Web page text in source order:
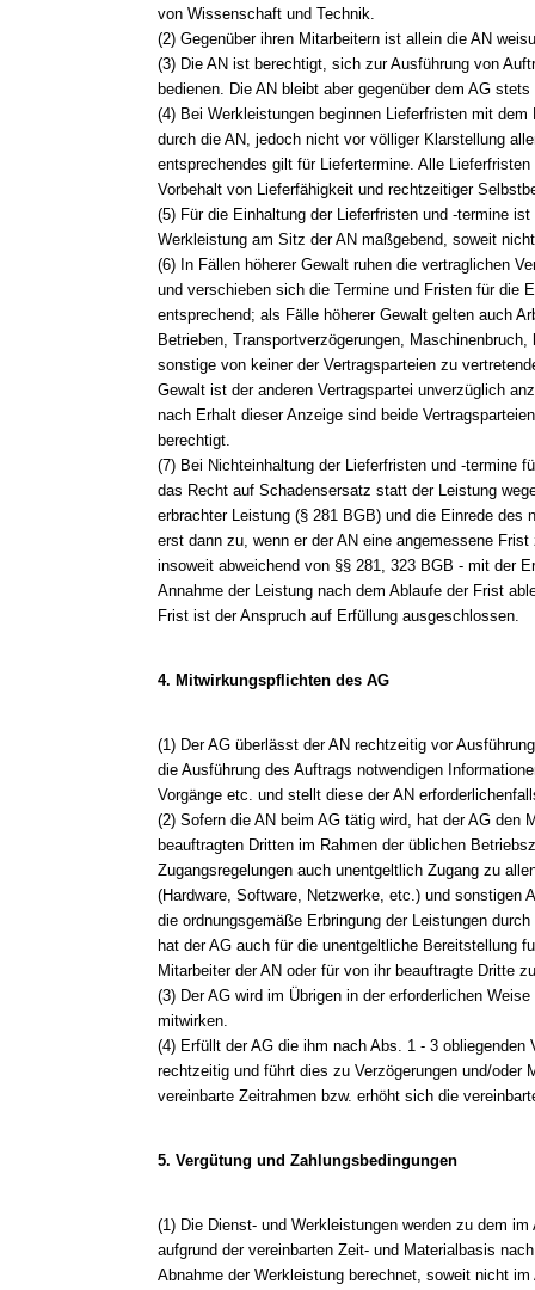
von Wissenschaft und Technik.
(2) Gegenüber ihren Mitarbeitern ist allein die AN
(3) Die AN ist berechtigt, sich zur Ausführung von
bedienen. Die AN bleibt aber gegenüber dem AG
(4) Bei Werkleistungen beginnen Lieferfristen mit
durch die AN, jedoch nicht vor völliger Klarstellung
entsprechendes gilt für Liefertermine. Alle
Vorbehalt von Lieferfähigkeit und rechtzeitiger
(5) Für die Einhaltung der Lieferfristen und -termine
Werkleistung am Sitz der AN maßgebend, soweit
(6) In Fällen höherer Gewalt ruhen die vertraglichen
und verschieben sich die Termine und Fristen für die
entsprechend; als Fälle höherer Gewalt gelten auch
Betrieben, Transportverzögerungen,
sonstige von keiner der Vertragsparteien zu
Gewalt ist der anderen Vertragspartei unverzüglich
nach Erhalt dieser Anzeige sind beide
berechtigt.
(7) Bei Nichteinhaltung der Lieferfristen und -termine
das Recht auf Schadensersatz statt der Leistung
erbrachter Leistung (§ 281 BGB) und die Einrede des
erst dann zu, wenn er der AN eine angemessene
insoweit abweichend von §§ 281, 323 BGB - mit der
Annahme der Leistung nach dem Ablaufe der Frist
Frist ist der Anspruch auf Erfüllung ausgeschlossen.
4. Mitwirkungspflichten des AG
(1) Der AG überlässt der AN rechtzeitig vor
die Ausführung des Auftrags notwendigen
Vorgänge etc. und stellt diese der AN
(2) Sofern die AN beim AG tätig wird, hat der AG den
beauftragten Dritten im Rahmen der üblichen
Zugangsregelungen auch unentgeltlich Zugang zu
(Hardware, Software, Netzwerke, etc.) und sonstigen
die ordnungsgemäße Erbringung der Leistungen
hat der AG auch für die unentgeltliche Bereitstellung
Mitarbeiter der AN oder für von ihr beauftragte Dritte
(3) Der AG wird im Übrigen in der erforderlichen
mitwirken.
(4) Erfüllt der AG die ihm nach Abs. 1 - 3 obliegenden
rechtzeitig und führt dies zu Verzögerungen und/oder
vereinbarte Zeitrahmen bzw. erhöht sich die
5. Vergütung und Zahlungsbedingungen
(1) Die Dienst- und Werkleistungen werden zu dem
aufgrund der vereinbarten Zeit- und Materialbasis
Abnahme der Werkleistung berechnet, soweit nicht im